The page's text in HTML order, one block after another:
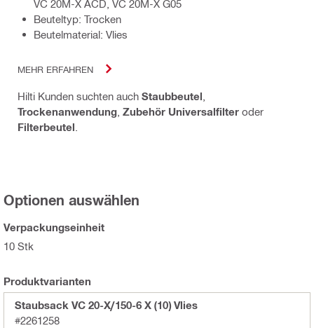
VC 20M-X ACD, VC 20M-X G05
Beuteltyp: Trocken
Beutelmaterial: Vlies
MEHR ERFAHREN
Hilti Kunden suchten auch Staubbeutel
Trockenanwendung Zubehör Universalfilter oder
Filterbeutel
Optionen auswählen
Verpackungseinheit
10 Stk
Produktvarianten
Staubsack VC 20-X/150-6 X (10) Vlies
#2261258